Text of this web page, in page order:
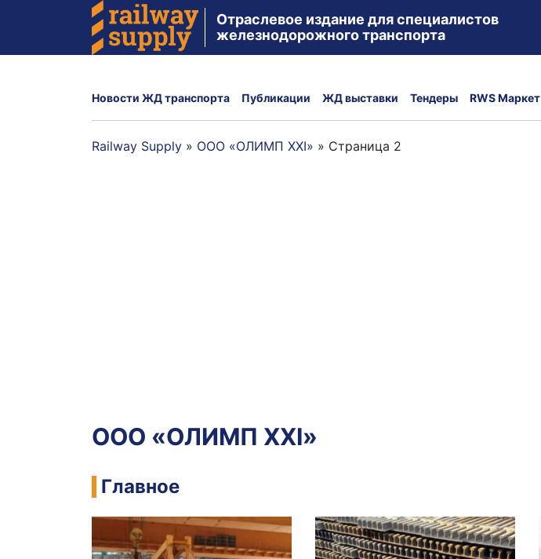
Отраслевое издание для специалистов
железнодорожного транспорта
Новости ЖД транспорта Публикации ЖД выставки Тендеры RWS Маркет
Railway Supply » ООО «ОЛИМП ХХІ» » Страница 2
ООО «ОЛИМП ХХІ»
Главное